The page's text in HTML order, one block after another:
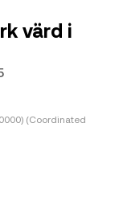
värd i
(Coordinated